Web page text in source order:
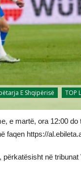
E Shqipërisë TOP
e martë, ora 12:00
faqen https://
në tribunat